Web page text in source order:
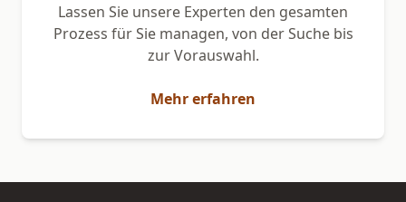
Lassen Sie unsere Experten den gesamten
Prozess für Sie managen, von der Suche bis
zur Vorauswahl.
Mehr erfahren